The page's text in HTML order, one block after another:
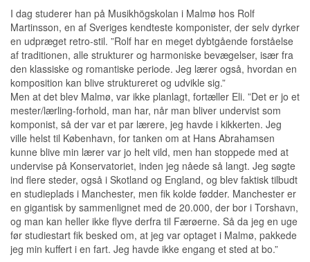
I dag studerer han på Musikhögskolan i Malmø hos Rolf
Martinsson, en af Sveriges kendteste komponister, der selv dyrker
en udpræget retro-stil. ”Rolf har en meget dybtgående forståelse
af traditionen, alle strukturer og harmoniske bevægelser, især fra
den klassiske og romantiske periode. Jeg lærer også, hvordan en
komposition kan blive struktureret og udvikle sig.”
Men at det blev Malmø, var ikke planlagt, fortæller Eli. ”Det er jo et
mester/lærling-forhold, man har, når man bliver undervist som
komponist, så der var et par lærere, jeg havde i kikkerten. Jeg
ville helst til København, for tanken om at Hans Abrahamsen
kunne blive min lærer var jo helt vild, men han stoppede med at
undervise på Konservatoriet, inden jeg nåede så langt. Jeg søgte
ind flere steder, også i Skotland og England, og blev faktisk tilbudt
en studieplads i Manchester, men fik kolde fødder. Manchester er
en gigantisk by sammenlignet med de 20.000, der bor i Torshavn,
og man kan heller ikke flyve derfra til Færøerne. Så da jeg en uge
før studiestart fik besked om, at jeg var optaget i Malmø, pakkede
jeg min kuffert i en fart. Jeg havde ikke engang et sted at bo.”